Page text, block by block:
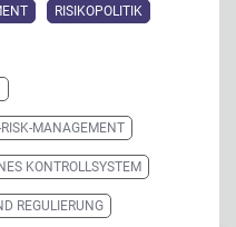
RISIKOPOLITIK
RISK-MANAGEMENT
KONTROLLSYSTEM
REGULIERUNG